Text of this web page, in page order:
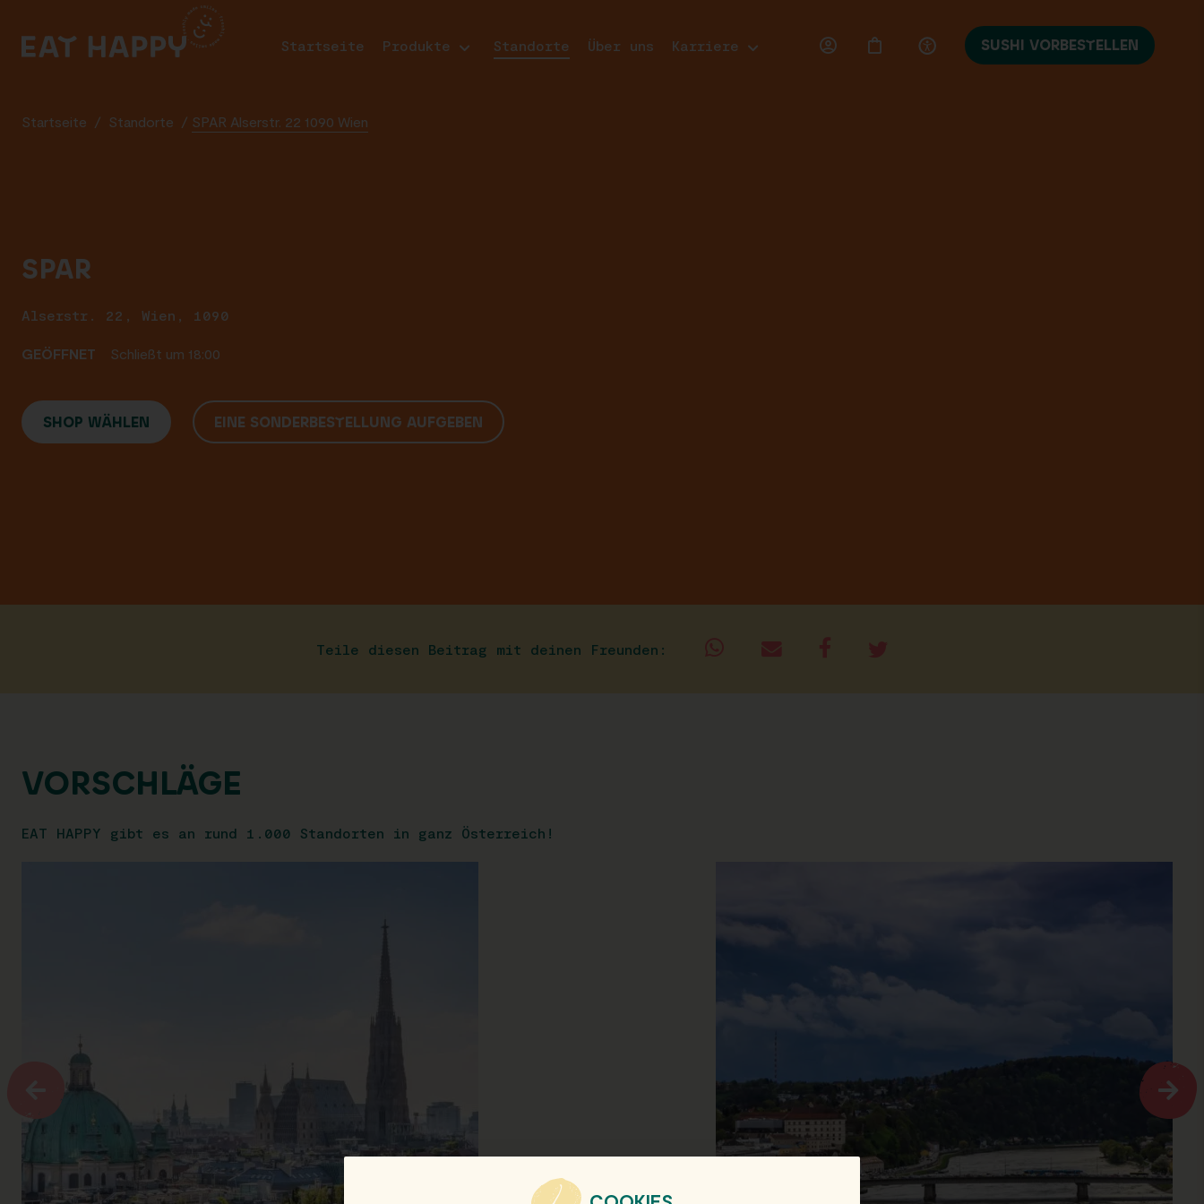
MAIN
Startseite Produkte Standorte Über uns Karriere SUSHI VORBESTELLEN
Startseite / Standorte / SPAR Alserstr. 22 1090 Wien
SPAR
Alserstr. 22, Wien, 1090
GEÖFFNET Schließt um 18:00
SHOP WÄHLEN EINE SONDERBESTELLUNG AUFGEBEN
Teile diesen Beitrag mit deinen Freunden:
VORSCHLÄGE
EAT HAPPY gibt es an rund 1.000 Standorten in ganz Österreich!